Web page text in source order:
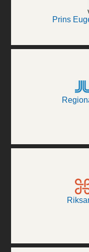
Prins